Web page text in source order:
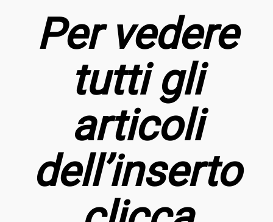
Per vedere
tutti gli
articoli
dell’inserto